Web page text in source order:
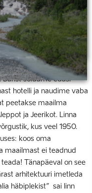
Barist sõidame edasi
hotelli ja naudime vaba
peetakse maailma
ja Jeerikot. Linna
kus veel 1950.
koos oma
maailmast ei teadnud
Tänapäeval on see
arhitektuuri imetleda
häbiplekist” sai linn